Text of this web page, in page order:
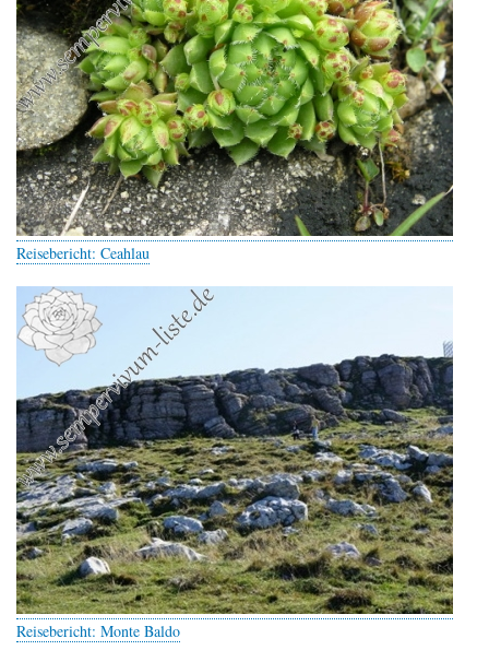
Reisebericht: Ceahlau
Reisebericht: Monte Baldo